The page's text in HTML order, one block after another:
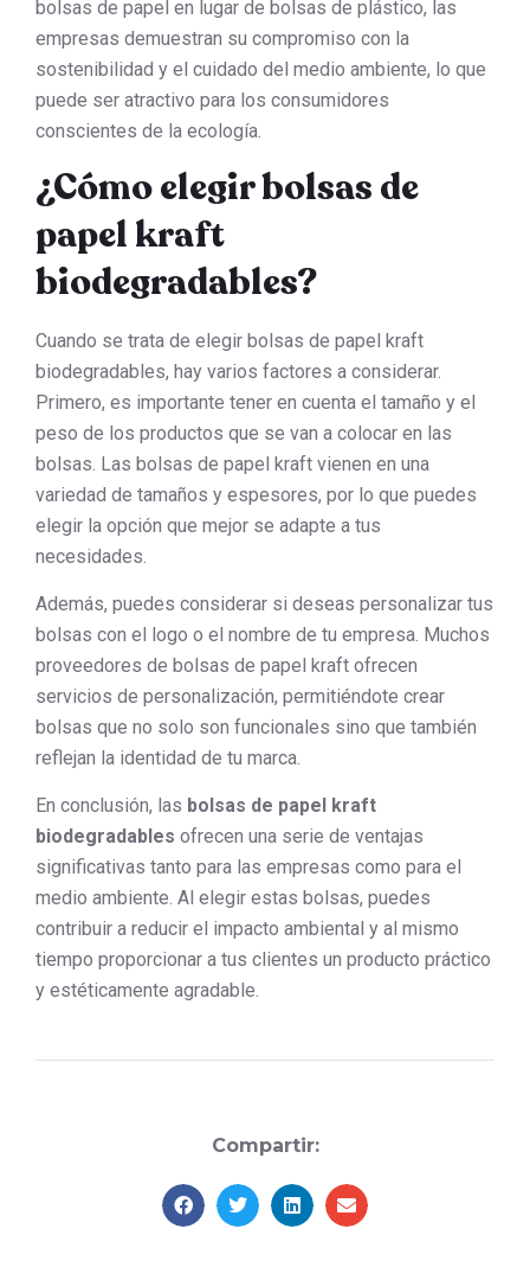
bolsas de papel en lugar de bolsas de plástico, las
empresas demuestran su compromiso con la
sostenibilidad y el cuidado del medio ambiente, lo que
puede ser atractivo para los consumidores
conscientes de la ecología.
¿Cómo elegir bolsas de
papel kraft
biodegradables?
Cuando se trata de elegir bolsas de papel kraft
biodegradables, hay varios factores a considerar.
Primero, es importante tener en cuenta el tamaño y el
peso de los productos que se van a colocar en las
bolsas. Las bolsas de papel kraft vienen en una
variedad de tamaños y espesores, por lo que puedes
elegir la opción que mejor se adapte a tus
necesidades.
Además, puedes considerar si deseas personalizar tus
bolsas con el logo o el nombre de tu empresa. Muchos
proveedores de bolsas de papel kraft ofrecen
servicios de personalización, permitiéndote crear
bolsas que no solo son funcionales sino que también
reflejan la identidad de tu marca.
En conclusión, las bolsas de papel kraft
biodegradables ofrecen una serie de ventajas
significativas tanto para las empresas como para el
medio ambiente. Al elegir estas bolsas, puedes
contribuir a reducir el impacto ambiental y al mismo
tiempo proporcionar a tus clientes un producto práctico
y estéticamente agradable.
Compartir: